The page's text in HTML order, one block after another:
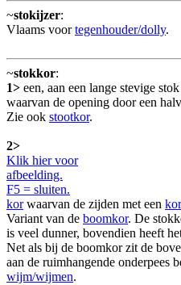
~stokijzer:
Vlaams voortegenhouder/dolly.
~stokkor:
1> een, aan een lange stevige
waarvan de opening door een
Zie ook stootkor.
2>
Klik hier voor
afbeelding.
F5 = sluiten.
korwaarvan de zijden met een
Variant van de boomkor. De
is veel dunner, bovendien heeft
Net als bij de boomkor zit de
aan de ruimhangende onderpees
wijm/wijmen.